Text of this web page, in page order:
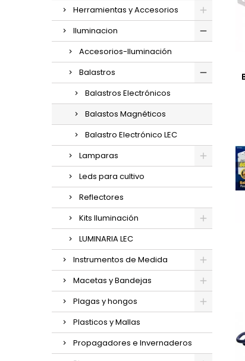
Herramientas y Accesorios
Iluminacion
Accesorios-Iluminación
Balastros
Balastros Electrónicos
Balastos Magnéticos
Balastro Electrónico LEC
Lamparas
Leds para cultivo
Reflectores
Kits Iluminación
LUMINARIA LEC
Instrumentos de Medida
Macetas y Bandejas
Plagas y hongos
Plasticos y Mallas
Propagadores e Invernaderos